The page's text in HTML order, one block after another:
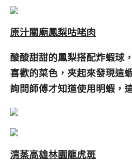
原汁關廟鳳梨咕咾肉
酸酸甜甜的鳳梨搭配炸蝦球
喜歡的菜色，夾起來發現這
詢問師傅才知道使用明蝦，
清蒸高雄林園龍虎斑